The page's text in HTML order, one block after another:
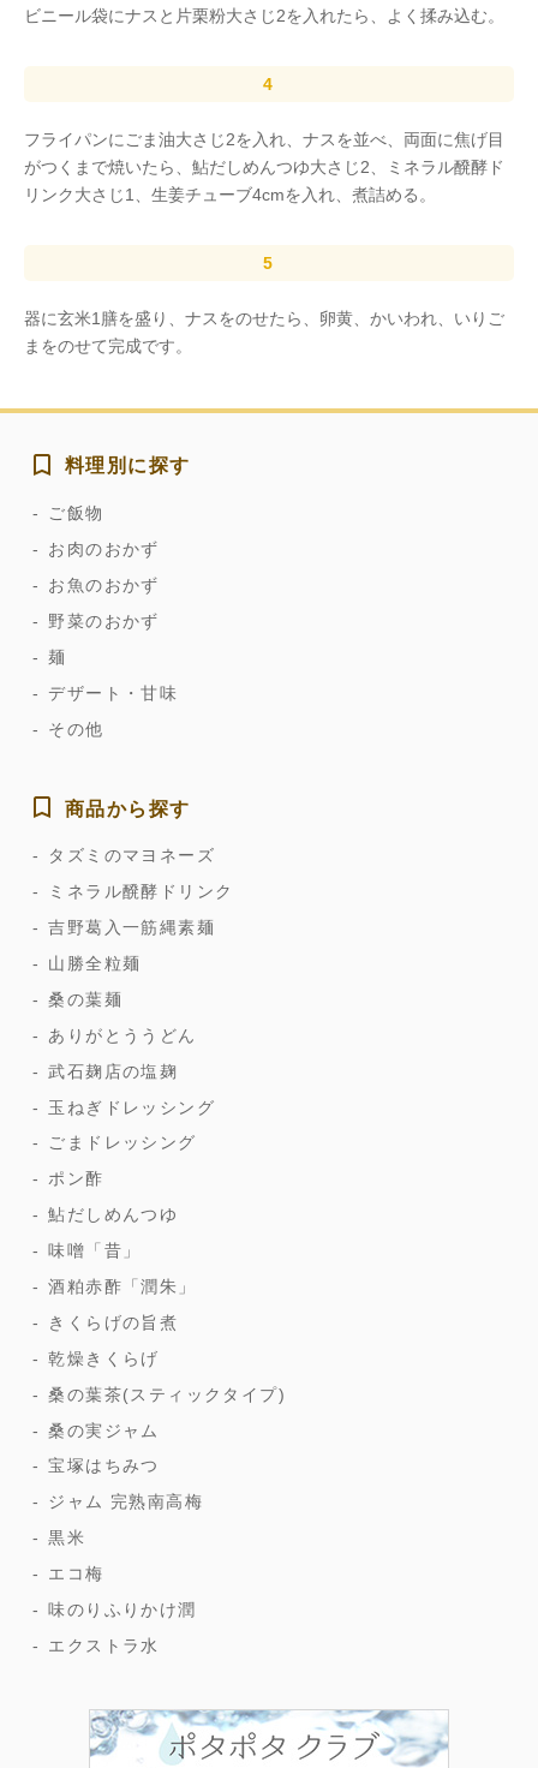
ビニール袋にナスと片栗粉大さじ2を入れたら、よく揉み込む。
フライパンにごま油大さじ2を入れ、ナスを並べ、両面に焦げ目
がつくまで焼いたら、鮎だしめんつゆ大さじ2、ミネラル醗酵ド
リンク大さじ1、生姜チューブ4cmを入れ、煮詰める。
器に玄米1膳を盛り、ナスをのせたら、卵黄、かいわれ、いりご
まをのせて完成です。
料理別に探す
ご飯物
お肉のおかず
お魚のおかず
野菜のおかず
麺
デザート・甘味
その他
商品から探す
タズミのマヨネーズ
ミネラル醗酵ドリンク
吉野葛入一筋縄素麺
山勝全粒麺
桑の葉麺
ありがとううどん
武石麹店の塩麹
玉ねぎドレッシング
ごまドレッシング
ポン酢
鮎だしめんつゆ
味噌「昔」
酒粕赤酢「潤朱」
きくらげの旨煮
乾燥きくらげ
桑の葉茶(スティックタイプ)
桑の実ジャム
宝塚はちみつ
ジャム 完熟南高梅
黒米
エコ梅
味のりふりかけ潤
エクストラ水